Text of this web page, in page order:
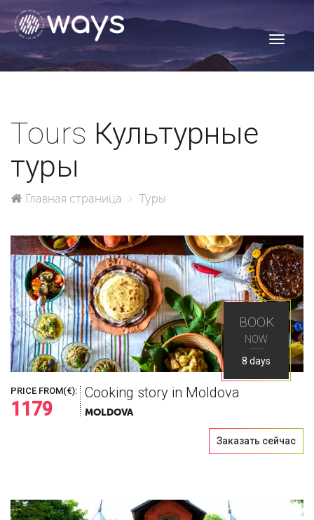
Toggle
Tours Культурные
туры
Главная страница Туры
BOOK
NOW
8 days
PRICE FROM(€):
1179
Cooking story in Moldova
MOLDOVA
Заказать сейчас